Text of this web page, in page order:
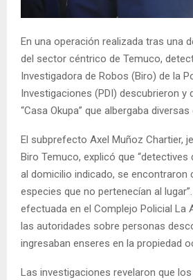
U
En una operación realizada tras una
del sector céntrico de Temuco,
Investigadora de Robos (Biro) de la
Investigaciones (PDI) descubrieron y
“Casa Okupa” que albergaba
El subprefecto Axel Muñoz Chartier,
Biro Temuco, explicó que “detectives
al domicilio indicado, se encontraron
especies que no pertenecían al
efectuada en el Complejo Policial La
las autoridades sobre personas
ingresaban enseres en la propiedad
Las investigaciones revelaron que